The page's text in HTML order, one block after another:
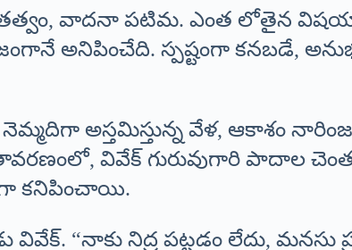
తత్వం, వాదనా పటిమ. ఎంత లోతైన
అనిపించేది. స్పష్టంగా కనబడే,
అస్తమిస్తున్న వేళ, ఆకాశం
వివేక్ గురువుగారి పాదాల చెంత
కనిపించాయి.
వివేక్. “నాకు నిద్ర పట్టడం లేదు,